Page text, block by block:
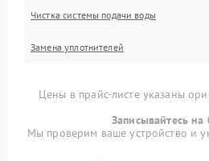
Чистка системы подачи воды
Замена уплотнителей
Цены в прайс-листе указаны
Записывайтесь на
Мы проверим ваше устройство и